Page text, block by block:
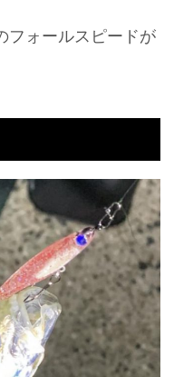
フォールスピードが